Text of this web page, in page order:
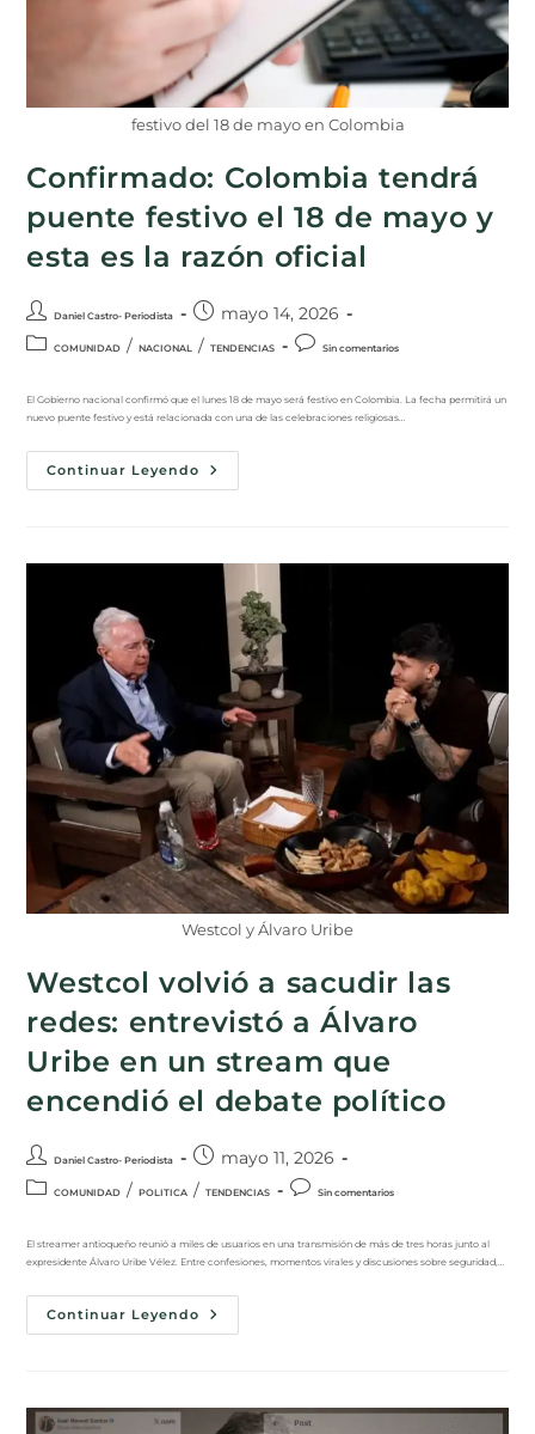
festivo del 18 de mayo en Colombia
Confirmado: Colombia tendrá
puente festivo el 18 de mayo y
esta es la razón oficial
Daniel Castro- Periodista mayo 14, 2026
COMUNIDAD / NACIONAL / TENDENCIAS Sin comentarios
El Gobierno nacional confirmó que el lunes 18 de mayo será festivo en Colombia. La fecha permitirá un
nuevo puente festivo y está relacionada con una de las celebraciones religiosas…
Continuar Leyendo
Westcol y Álvaro Uribe
Westcol volvió a sacudir las
redes: entrevistó a Álvaro
Uribe en un stream que
encendió el debate político
Daniel Castro- Periodista mayo 11, 2026
COMUNIDAD / POLITICA / TENDENCIAS Sin comentarios
El streamer antioqueño reunió a miles de usuarios en una transmisión de más de tres horas junto al
expresidente Álvaro Uribe Vélez. Entre confesiones, momentos virales y discusiones sobre seguridad,…
Continuar Leyendo